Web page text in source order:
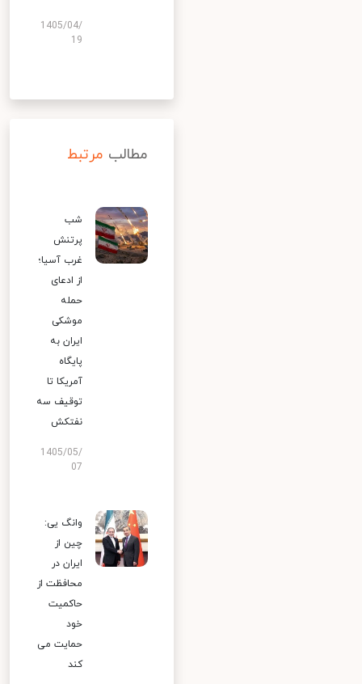
1405/04/
19
مطالب مرتبط
شب
پرتنش
غرب آسیا؛
از ادعای
حمله
موشکی
ایران به
پایگاه
آمریکا تا
توقیف سه
نفتکش
1405/05/
07
وانگ یی:
چین از
ایران در
محافظت از
حاکمیت
خود
حمایت می
کند